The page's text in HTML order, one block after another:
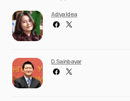
Adiya Idea
D. Sainbayar